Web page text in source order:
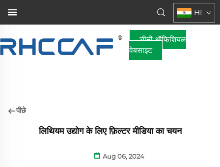
HI
चीनी ऑफिशियल
वेबसाइट
पीछे
लिथियम उद्योग के लिए फ़िल्टर मीडिया का चयन
Aug 06, 2024